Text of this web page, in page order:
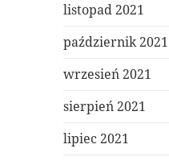
listopad 2021
październik 2021
wrzesień 2021
sierpień 2021
lipiec 2021